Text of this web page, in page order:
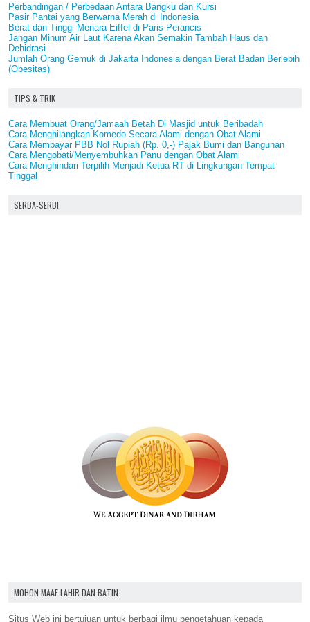
Perbandingan / Perbedaan Antara Bangku dan Kursi
Pasir Pantai yang Berwarna Merah di Indonesia
Berat dan Tinggi Menara Eiffel di Paris Perancis
Jangan Minum Air Laut Karena Akan Semakin Tambah Haus dan
Dehidrasi
Jumlah Orang Gemuk di Jakarta Indonesia dengan Berat Badan Berlebih
(Obesitas)
TIPS & TRIK
Cara Membuat Orang/Jamaah Betah Di Masjid untuk Beribadah
Cara Menghilangkan Komedo Secara Alami dengan Obat Alami
Cara Membayar PBB Nol Rupiah (Rp. 0,-) Pajak Bumi dan Bangunan
Cara Mengobati/Menyembuhkan Panu dengan Obat Alami
Cara Menghindari Terpilih Menjadi Ketua RT di Lingkungan Tempat
Tinggal
SERBA-SERBI
MOHON MAAF LAHIR DAN BATIN
Situs Web ini bertujuan untuk berbagi ilmu pengetahuan kepada